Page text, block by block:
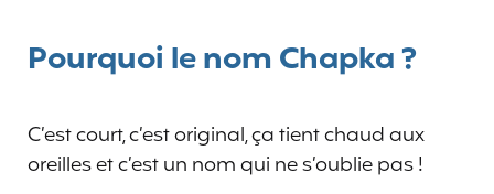
Pourquoi le nom Chapka ?
C’est court, c’est original, ça tient chaud aux
oreilles et c’est un nom qui ne s’oublie pas !